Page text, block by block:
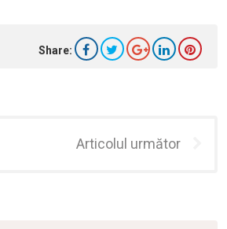
Share:
Articolul următor